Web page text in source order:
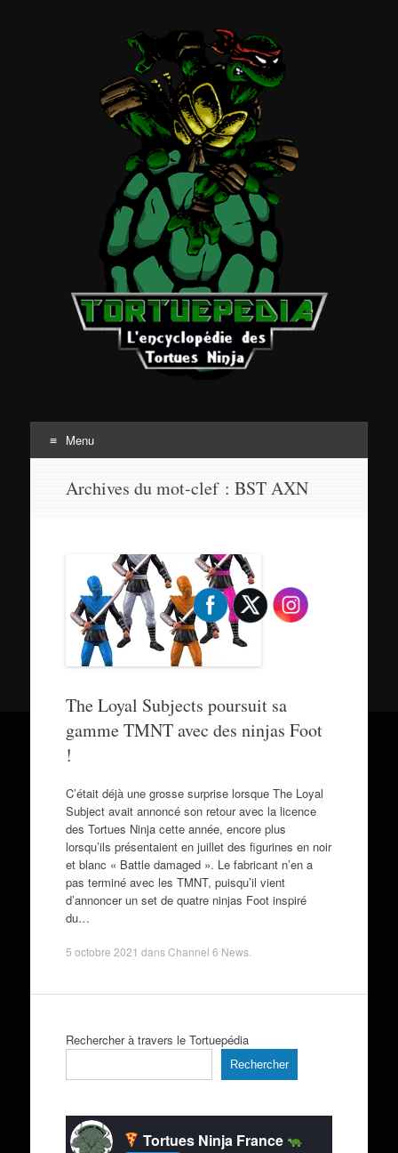
Tortuepédia
Menu
Archives du mot-clef : BST AXN
The Loyal Subjects poursuit sa
gamme TMNT avec des ninjas Foot
!
C’était déjà une grosse surprise lorsque The Loyal
Subject avait annoncé son retour avec la licence
des Tortues Ninja cette année, encore plus
lorsqu’ils présentaient en juillet des figurines en noir
et blanc « Battle damaged ». Le fabricant n’en a
pas terminé avec les TMNT, puisqu’il vient
d’annoncer un set de quatre ninjas Foot inspiré
du…
5 octobre 2021 dansChannel 6 News.
Rechercher à travers le Tortuepédia
Rechercher
Tortues Ninja France